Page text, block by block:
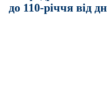
до 110-річчя від